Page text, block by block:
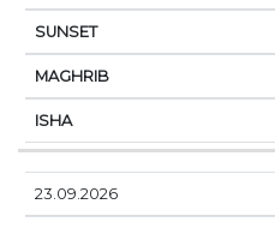
23.09.2026